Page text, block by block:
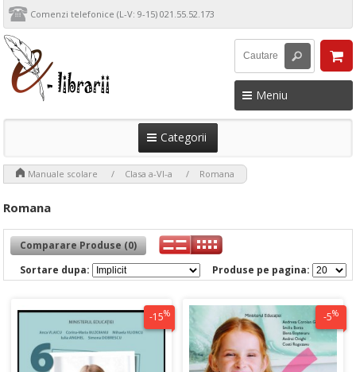
Comenzi telefonice (L-V: 9-15) 021.55.52.173
Meniu
Categorii
Manuale scolare Clasa a-VI-a Romana
Romana
Comparare Produse (0)
Produse pe pagina:
Sortare dupa:
-15% -5%